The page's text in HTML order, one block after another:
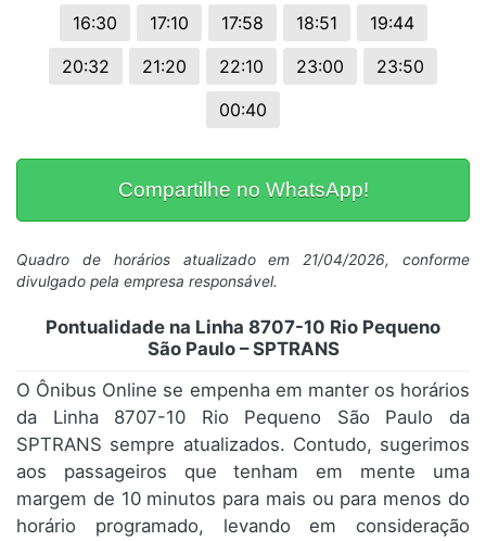
16:30
17:10 17:58 18:51
19:44
20:32
21:20 22:10 23:00
23:50
00:40
Compartilhe no WhatsApp!
Quadro de horários atualizado em 21/04/2026, conforme
divulgado pela empresa responsável.
Pontualidade na Linha 8707-10 Rio Pequeno
São Paulo – SPTRANS
O Ônibus Online se empenha em manter os horários
da Linha 8707-10 Rio Pequeno São Paulo da
SPTRANS sempre atualizados. Contudo, sugerimos
aos passageiros que tenham em mente uma
margem de 10 minutos para mais ou para menos do
horário programado, levando em consideração